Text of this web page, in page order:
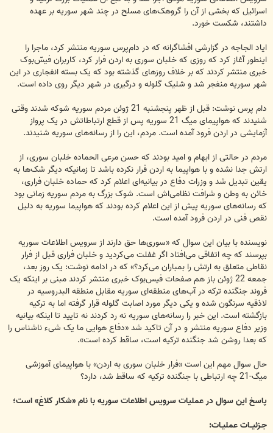
اسرائیل که بخشی از آن را گروهک‌های مسلح در چند شهر سوریه بر عهده
داشتند،‌ شکست خورد.
ایاد الجاجه در گزارشی افشاگرانه که در دام‌پرس سوریه منتشر کرد، ماجرا را
اینطور آغاز کرد که روزی که خلبان سوری به اردن فرار کرد، کاربران فیس‌ّبوک
خبری منتشر کردند که بر خلاف روزهای گذشته بود که یک بسته انفجاری در این
شهر سوریه منفجر شد و شلیک گلوله و درگیری در شهر دیگر روی داده است.
دام پرس نوشت: قبل از ظهر پنجشنبه 21 ژوئن مردم سوریه شوکه شدند وقتی
شنیدند که هواپیمای میگ 21 سوریه پس از قطع ارتباطاتش در یک پرواز
آزمایشی در اردن فرود آمده است. مردم، این را از رسانه‌های سوریه شنیدند.
مردم در حالتی از ابهام و امید بودند که حسن مرعی الحماده خلبان سوری، از
ارتش جدا نشده و با هواپیما به اردن فرار نکرده باشد تا زمانیکه دیگر شک‌ها به
یقین تبدیل شد و وزرات دفاع در بیانیه‌ای اعلام کرد که حماده خلبان فراری،
خائن به وطن و شرافت نظامی‌اش است. شوک بزرگ به مردم سوریه زمانی بود
که رسانه‌های سوریه پیش از این اعلام کرده بودند که هواپیما سوریه به دلیل
نقص فنی در اردن فرود آمده است.
نویسنده با بیان این سوال که «سوری‌ها حق دارند از سرویس اطلاعات سوریه
بپرسند که چه اتفاقی می‌افتاد اگر غفلت می‌کردید و خلبان فراری قبل از فرار
نقاطی متعلق به ارتش را بمباران می‌کرد؟» که در ادامه نوشت: یک روز بعد،
جمعه 22 ژوئن باز هم صفحات فیس‌بوک خبری منتشر کردند مبنی بر اینکه یک
فروند جنگنده ترکه در آب‌های منطقه‌ای سوریه مقابل منطقه البدروسیه در
لاذقیه سرنگون شده و یکی دیگر مورد اصابت گلوله قرار گرفته اما به ترکیه
بازگشته است. این خبر را رسانه‌های سوریه نه رد کردند نه تایید تا اینکه بیانیه
وزیر دفاع سوریه منتشر و در آن تاکید شد «دفاع هوایی ما یک شیء ناشناس را
که بعدا روشن شد جنگنده ترکیه است، ساقط کرده‌ است».
حال سوال مهم این است «فرار خلبان سوری به اردن» با هواپیمای آموزشی
میگ-21 چه ارتباطی با جنگنده ترکیه که ساقط شد، دارد؟
پاسخ این سوال در عملیات سرویس اطلاعات سوریه با نام «شکار کلاغ» است؛
جـزئیــات عملیـات: